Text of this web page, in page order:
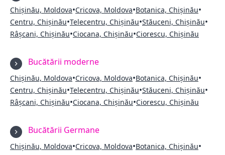
Chișinău, Moldova•Cricova, Moldova•Botanica, Chișinău•
Centru, Chișinău•Telecentru, Chișinău•Stăuceni, Chișinău•
Râșcani, Chișinău•Ciocana, Chișinău•Ciorescu, Chișinău
Bucătării moderne
Chișinău, Moldova•Cricova, Moldova•Botanica, Chișinău•
Centru, Chișinău•Telecentru, Chișinău•Stăuceni, Chișinău•
Râșcani, Chișinău•Ciocana, Chișinău•Ciorescu, Chișinău
Bucătării Germane
Chișinău, Moldova•Cricova, Moldova•Botanica, Chișinău•